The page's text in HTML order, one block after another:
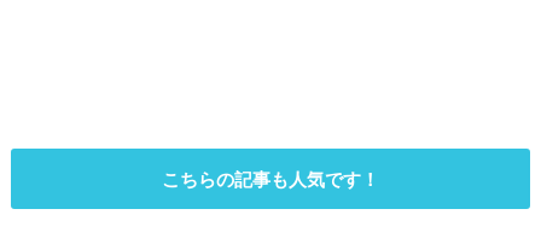
こちらの記事も人気です！